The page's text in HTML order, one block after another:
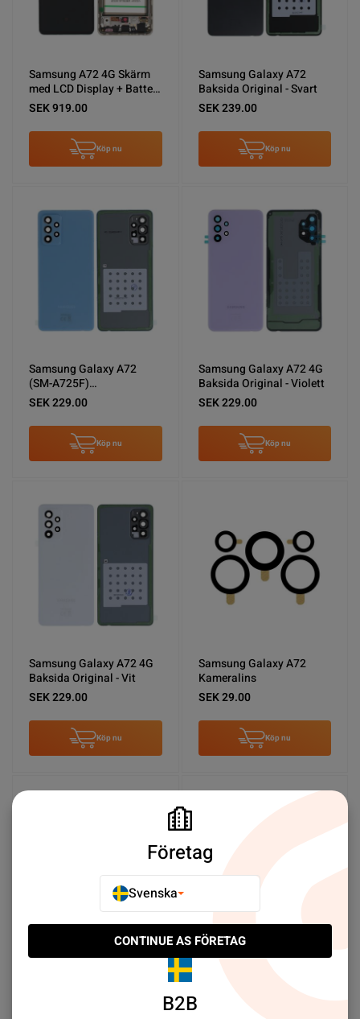
Samsung A72 4G Skärm
med LCD Display + Batteri
Original - Vit
SEK 919.00
Köp nu
Samsung Galaxy A72
Baksida Original - Svart
SEK 239.00
Köp nu
Samsung Galaxy A72
(SM-A725F)
Baksida/Batterilucka
SEK 229.00
Köp nu
Samsung Galaxy A72 4G
Baksida Original - Violett
SEK 229.00
Köp nu
Samsung Galaxy A72 4G
Baksida Original - Vit
SEK 229.00
Köp nu
Samsung Galaxy A72
Kameralins
SEK 29.00
Köp nu
Samsung Galaxy A72
Samsung Galaxy A32
Företag
Svenska
CONTINUE AS FÖRETAG
B2B